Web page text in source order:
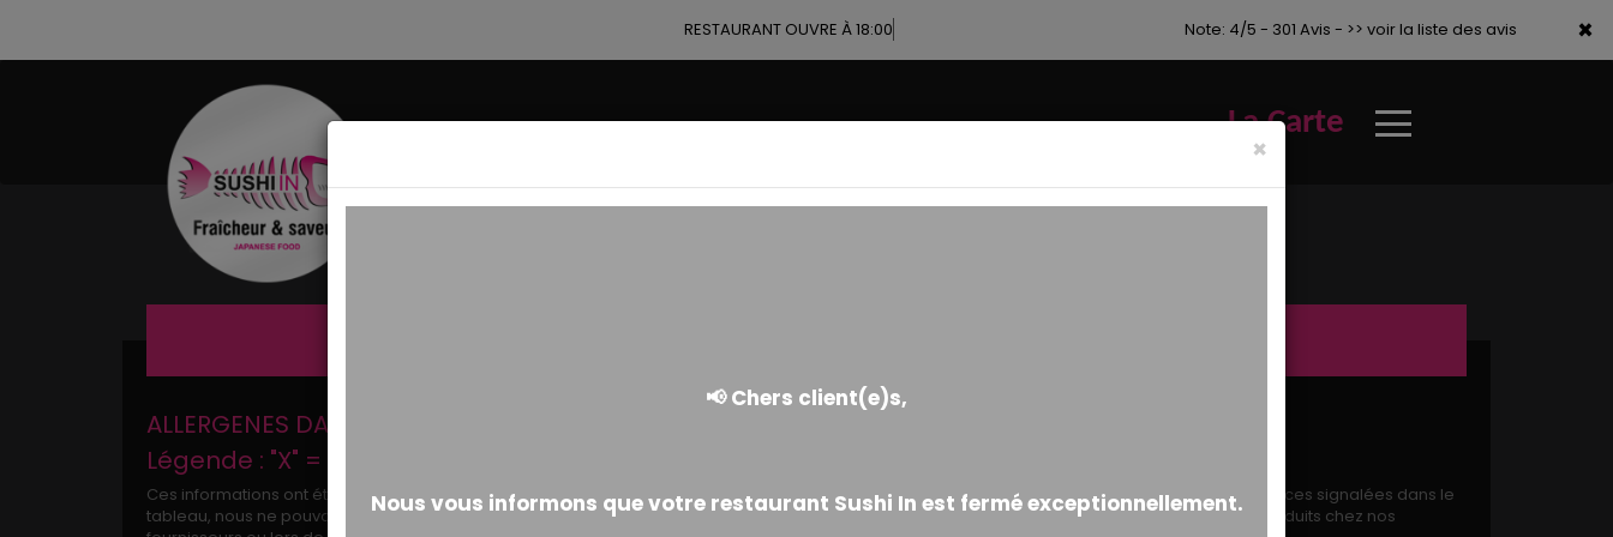
×
RESTAURANT OUVRE À 18:00 Note: 4/5 - 301 Avis - >> voir la liste des avis
La Carte
×
ALLERGENES DANS LES PRODUITS Sushi In Chatillon CARTE 2026 (France)
Légende : "X" = Présence
Ces informations ont été établies sur la base des déclarations de nos fournisseurs à propos de la composition de leurs produits. Outre les présences signalées dans le
tableau, nous ne pouvons pas exclure une présence accidentelle dautres ingrédients allergènes qui serait apparue lors de la fabrication des produits chez nos
×